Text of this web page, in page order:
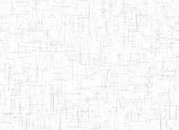
Page 9 sur 13 Total: 307
04/06/2015 ENIEG